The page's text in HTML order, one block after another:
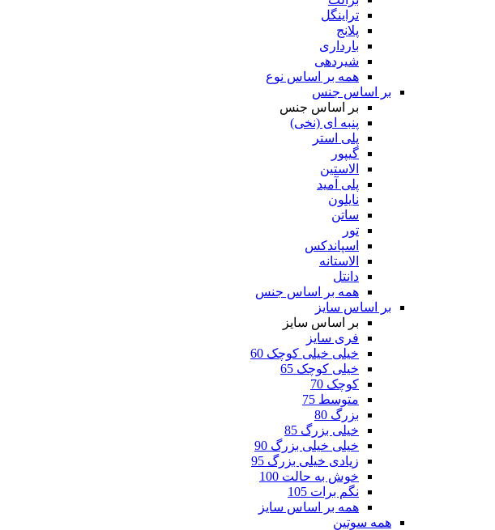
تراینگل
پلانج
بارداری
شیردهی
همه بر اساس نوع
بر اساس جنس
بر اساس جنس
پنبه ای (نخی)
پلی استر
گیپور
الاستین
پلی آمید
نایلون
ساتن
تور
اسپاندکس
الاستانه
دانتل
همه بر اساس جنس
بر اساس سایز
بر اساس سایز
فری سایز
خیلی خیلی کوچک 60
خیلی کوچک 65
کوچک 70
متوسط 75
بزرگ 80
خیلی بزرگ 85
خیلی خیلی بزرگ 90
زیادی خیلی بزرگ 95
خوش به حالت 100
نگم برات 105
همه بر اساس سایز
همه سوتین